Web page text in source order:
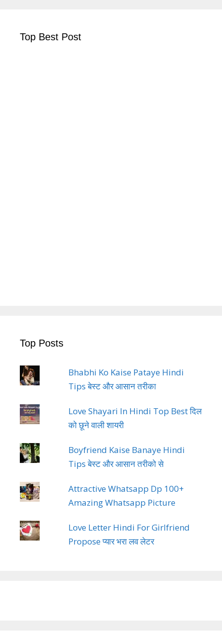
Top Best Post
Top Posts
Bhabhi Ko Kaise Pataye Hindi
Tips बेस्ट और आसान तरीका
Love Shayari In Hindi Top Best दिल
को छूने वाली शायरी
Boyfriend Kaise Banaye Hindi
Tips बेस्ट और आसान तरीको से
Attractive Whatsapp Dp 100+
Amazing Whatsapp Picture
Love Letter Hindi For Girlfriend
Propose प्यार भरा लव लेटर